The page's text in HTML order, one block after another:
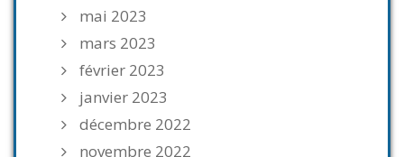
mai 2023
mars 2023
février 2023
janvier 2023
décembre 2022
novembre 2022